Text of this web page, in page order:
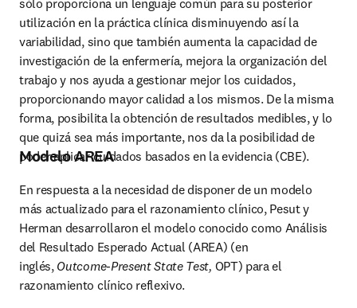
sólo proporciona un lenguaje común para su posterior
utilización en la práctica clínica disminuyendo así la
variabilidad, sino que también aumenta la capacidad de
investigación de la enfermería, mejora la organización del
trabajo y nos ayuda a gestionar mejor los cuidados,
proporcionando mayor calidad a los mismos. De la misma
forma, posibilita la obtención de resultados medibles, y lo
que quizá sea más importante, nos da la posibilidad de
poder aplicar cuidados basados en la evidencia (CBE).
Modelo AREA
En respuesta a la necesidad de disponer de un modelo
más actualizado para el razonamiento clínico, Pesut y
Herman desarrollaron el modelo conocido como Análisis
del Resultado Esperado Actual (AREA) (en
inglés, Outcome-Present State Test, OPT) para el
razonamiento clínico reflexivo.